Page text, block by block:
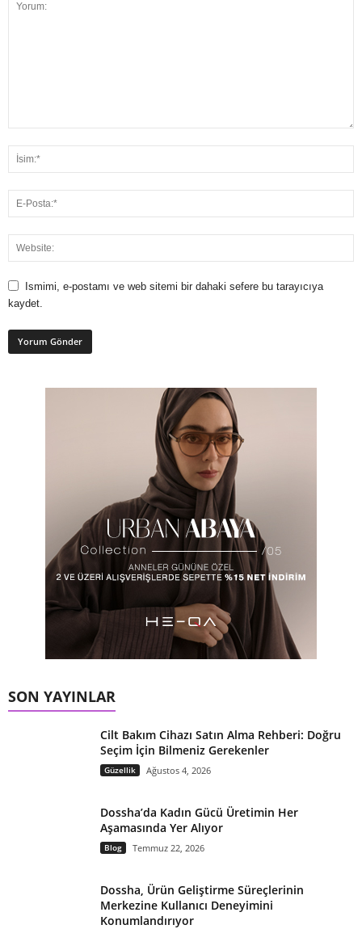
Ismimi, e-postamı ve web sitemi bir dahaki sefere bu tarayıcıya
kaydet.
SON YAYINLAR
Cilt Bakım Cihazı Satın Alma Rehberi: Doğru
Seçim İçin Bilmeniz Gerekenler
Güzellik Ağustos 4, 2026
Dossha’da Kadın Gücü Üretimin Her
Aşamasında Yer Alıyor
Blog Temmuz 22, 2026
Dossha, Ürün Geliştirme Süreçlerinin
Merkezine Kullanıcı Deneyimini
Konumlandırıyor